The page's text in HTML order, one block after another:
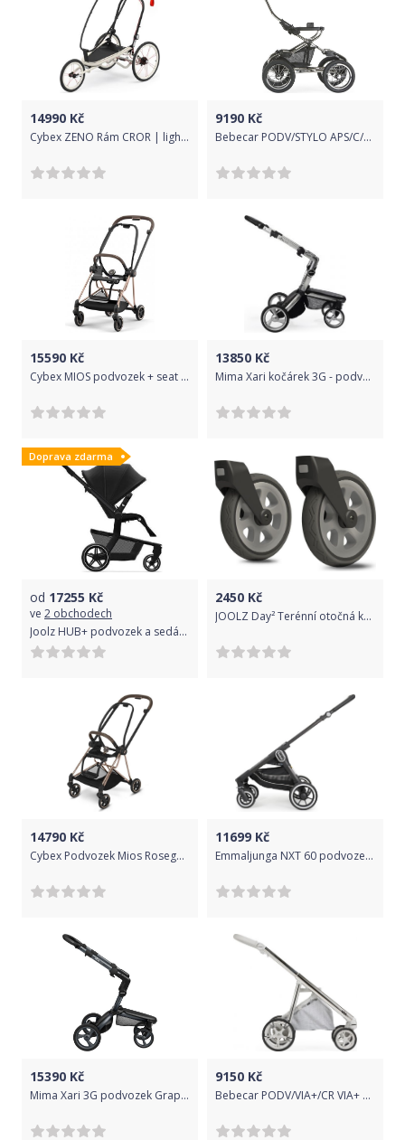
14990 Kč
Cybex ZENO Rám CROR | light beige
9190 Kč
Bebecar PODV/STYLO APS/C/BL Stylo APS KS960
15590 Kč
Cybex MIOS podvozek + seat Rosegold | rosegold 2022
13850 Kč
Mima Xari kočárek 3G - podvozek stříbrný
Doprava zdarma
od 17255 Kč
ve 2 obchodech
Joolz HUB+ podvozek a sedátko | Brilliant Black
2450 Kč
JOOLZ Day² Terénní otočná kola - shady grey
14790 Kč
Cybex Podvozek Mios Rosegold+Seat 2020
11699 Kč
Emmaljunga NXT 60 podvozek Black
15390 Kč
Mima Xari 3G podvozek Graphite Grey
9150 Kč
Bebecar PODV/VIA+/CR VIA+ SP034